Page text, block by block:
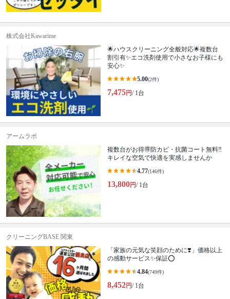
株式会社Kawarime
🌟ハウスクリーニング全般対応🌟複数台
割引有✨エコ洗剤使用で小さなお子様にも
安心✨
5.00(2件)
7,475円/ 1台
アームラボ
複数台がお得🉐防カビ・抗菌コート無料‼️
キレイな空気で快適を実感しませんか
4.77(146件)
13,800円/ 1台
クリーニングBASE 関東
「家族の元気な笑顔のために❣️」価格以上
の感動サービス✨保証⭕️
4.84(749件)
8,452円/ 1台